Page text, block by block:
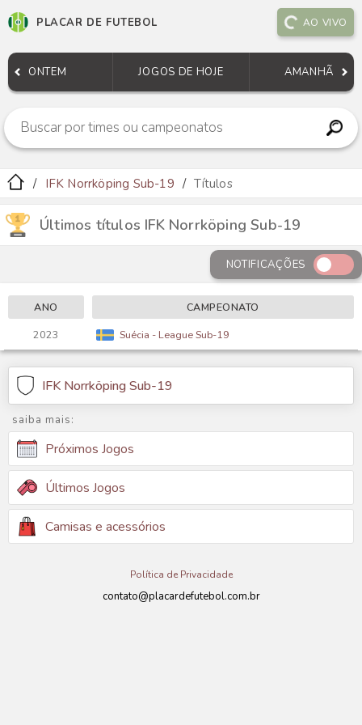
PLACAR DE FUTEBOL AO VIVO
ONTEM JOGOS DE HOJE AMANHÃ
IFK Norrköping Sub-19 Títulos
Últimos títulos IFK Norrköping Sub-19
NOTIFICAÇÕES
ANO
CAMPEONATO
2023
Suécia - League Sub-19
IFK Norrköping Sub-19
saiba mais:
Próximos Jogos
Últimos Jogos
Camisas e acessórios
Política de Privacidade
contato@placardefutebol.com.br